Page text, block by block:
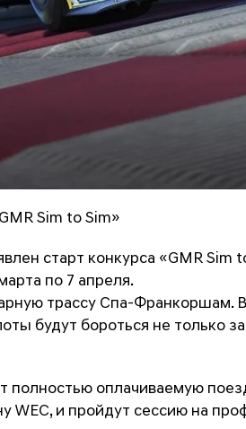
Sim to Sim»
старт конкурса «GMR Sim
по 7 апреля.
трассу Спа-
будут бороться не только
полностью оплачиваемую
WEC, и пройдут сессию на